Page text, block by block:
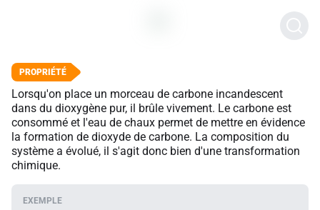
Lorsqu'on place un morceau de carbone incandescent
dans du dioxygène pur, il brûle vivement. Le carbone est
consommé et l'eau de chaux permet de mettre en évidence
la formation de dioxyde de carbone. La composition du
système a évolué, il s'agit donc bien d'une transformation
chimique.